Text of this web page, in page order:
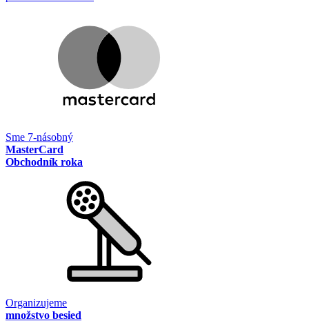
Sme 7-násobný
MasterCard
Obchodník roka
Organizujeme
množstvo besied